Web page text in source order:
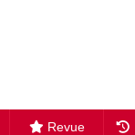
Revue